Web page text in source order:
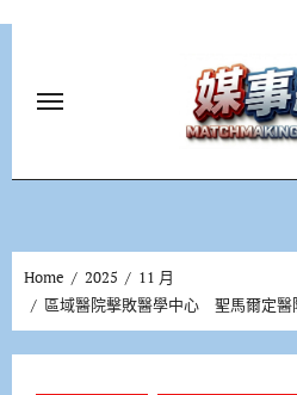
Home 2025
11 月
區域醫院擊敗醫學中心 聖馬爾定醫